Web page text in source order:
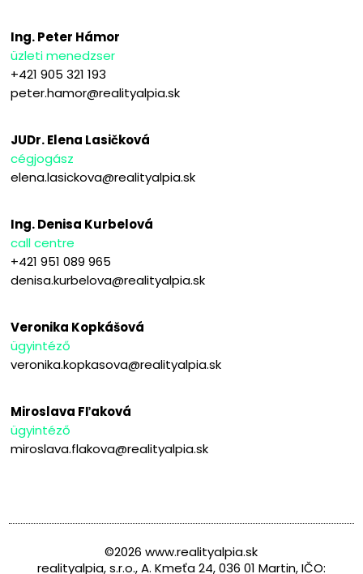
Ing. Peter Hámor
üzleti menedzser
+421 905 321 193
peter.hamor@realityalpia.sk
JUDr. Elena Lasičková
cégjogász
elena.lasickova@realityalpia.sk
Ing. Denisa Kurbelová
call centre
+421 951 089 965
denisa.kurbelova@realityalpia.sk
Veronika Kopkášová
ügyintéző
veronika.kopkasova@realityalpia.sk
Miroslava Fľaková
ügyintéző
miroslava.flakova@realityalpia.sk
©2026 www.realityalpia.sk
realityalpia, s.r.o., A. Kmeťa 24, 036 01 Martin, IČO: